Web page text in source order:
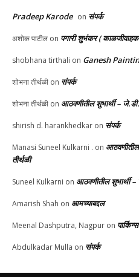
Pradeep Karode on संपर्क
अशोक पाटील on पगारी शुभंकर ( काळजीवाहक
shobhana tirthali on Ganesh
शोभना तीर्थळी on संपर्क
शोभना तीर्थळी on आठवणीतील शुभार्थी –
shirish d. harankhedkar on संपर्क
Manasi Suneel Kulkarni . on
तीर्थळी
Suneel Kulkarni on आठवणीतील शुभार्थी
Amarish Shah on आमच्याबद्दल
Meenal Dashputra, Nagpur on
Abdulkadar Mulla on संपर्क